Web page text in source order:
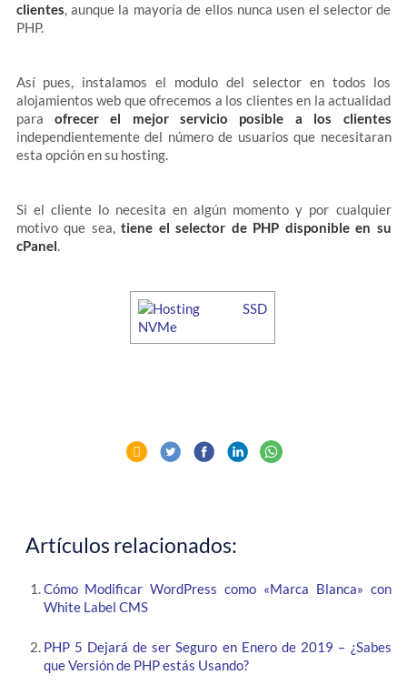
clientes, aunque la mayoría de ellos nunca usen el selector de
PHP.
Así pues, instalamos el modulo del selector en todos los
alojamientos web que ofrecemos a los clientes en la actualidad
para ofrecer el mejor servicio posible a los clientes
independientemente del número de usuarios que necesitaran
esta opción en su hosting.
Si el cliente lo necesita en algún momento y por cualquier
motivo que sea, tiene el selector de PHP disponible en su
cPanel.
Artículos relacionados:
Cómo Modificar WordPress como «Marca Blanca» con
White Label CMS
PHP 5 Dejará de ser Seguro en Enero de 2019 – ¿Sabes
que Versión de PHP estás Usando?